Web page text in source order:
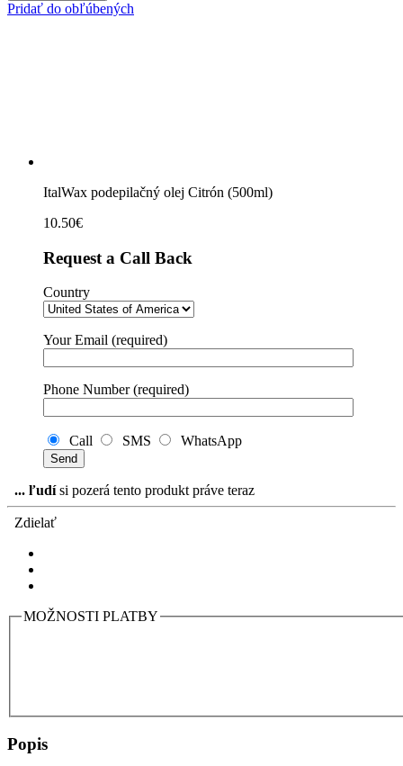
Pridať do obľúbených
ItalWax podepilačný olej Citrón (500ml)
10.50€
Request a Call Back
Country
Your Email (required)
Phone Number (required)
Call SMS WhatsApp
... ľudísi pozerá tento produkt práve teraz
Zdielať
MOŽNOSTI PLATBY
Popis